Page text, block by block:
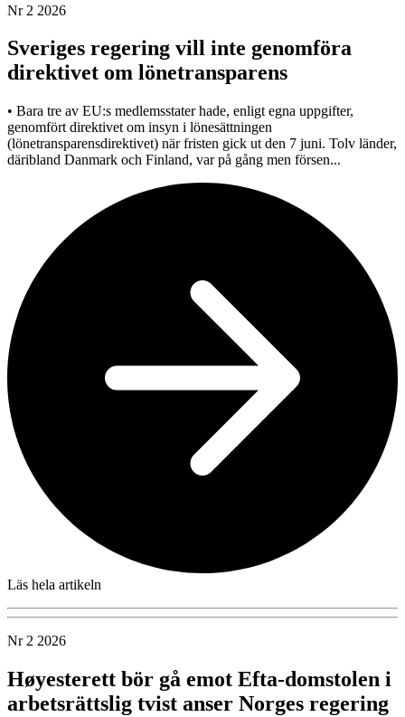
Nr 2 2026
Sveriges regering vill inte genomföra
direktivet om lönetransparens
• Bara tre av EU:s medlemsstater hade, enligt egna uppgifter,
genomfört direktivet om insyn i lönesättningen
(lönetransparensdirektivet) när fristen gick ut den 7 juni. Tolv länder,
däribland Danmark och Finland, var på gång men försen...
Läs hela artikeln
Nr 2 2026
Høyesterett bör gå emot Efta-domstolen i
arbetsrättslig tvist anser Norges regering